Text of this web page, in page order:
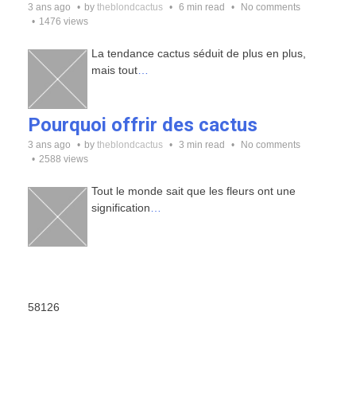
3 ans ago by theblondcactus 6 min read
No comments
1476 views
La tendance cactus séduit de plus en plus,
mais tout…
Pourquoi offrir des cactus
3 ans ago by theblondcactus 3 min read
No comments
2588 views
Tout le monde sait que les fleurs ont une
signification…
58126